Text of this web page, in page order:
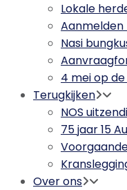
Lokale
Nasi
4 mei op
Terugkijken
NOS
75 jaar 15
Over ons